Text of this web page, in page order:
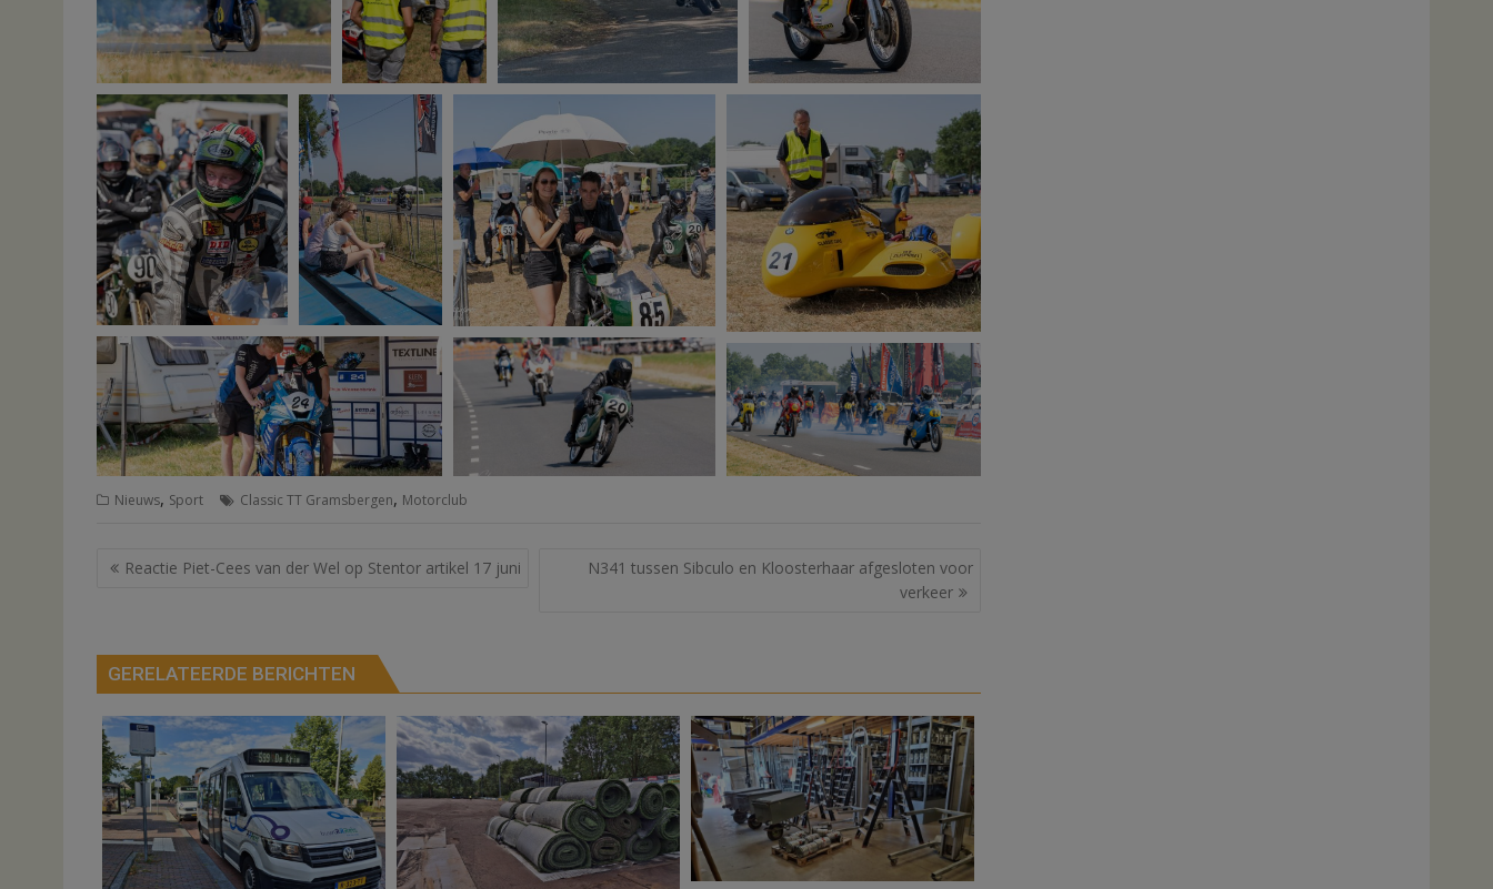
Nieuws, Sport Classic TT Gramsbergen, Motorclub
Bericht
Reactie Piet-Cees van der Wel op Stentor artikel 17 juni
N341 tussen Sibculo en Kloosterhaar afgesloten voor
verkeer
GERELATEERDE BERICHTEN